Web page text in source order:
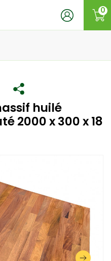
0
huilé
2000 x 300 x 18